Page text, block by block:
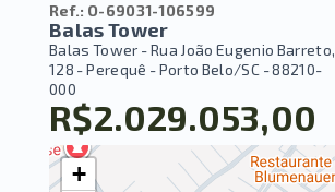
Ref.: O-69031-106599
Balas Tower
Balas Tower -Rua João Eugenio Barreto,
128 - Perequê - Porto Belo/SC - 88210-
000
R$2.029.053,00
+